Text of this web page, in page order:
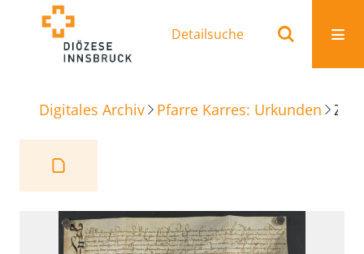
Detailsuche
Digitales Archiv Pfarre Karres: Urkunden